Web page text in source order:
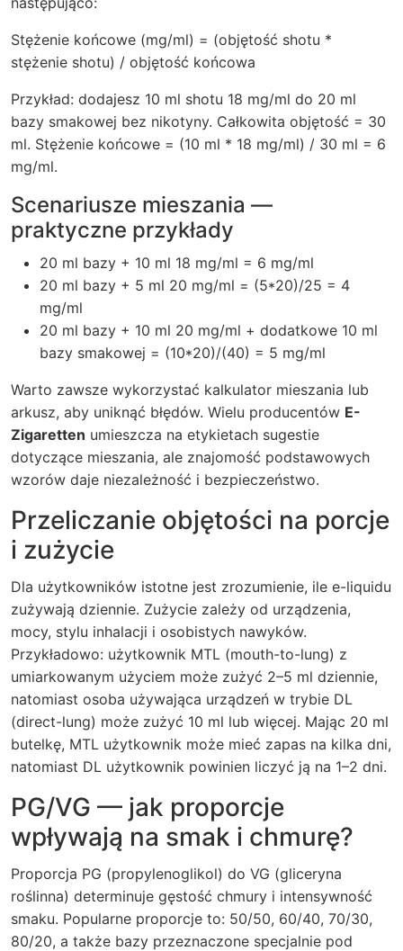
Stężenie końcowe (mg/ml) = (objętość shotu *
stężenie shotu) / objętość końcowa
Przykład: dodajesz 10 ml shotu 18 mg/ml do 20 ml
bazy smakowej bez nikotyny. Całkowita objętość = 30
ml. Stężenie końcowe = (10 ml * 18 mg/ml) / 30 ml = 6
mg/ml.
Scenariusze mieszania —
praktyczne przykłady
20 ml bazy + 10 ml 18 mg/ml = 6 mg/ml
20 ml bazy + 5 ml 20 mg/ml = (5*20)/25 = 4
mg/ml
20 ml bazy + 10 ml 20 mg/ml + dodatkowe 10 ml
bazy smakowej = (10*20)/(40) = 5 mg/ml
Warto zawsze wykorzystać kalkulator mieszania lub
arkusz, aby uniknąć błędów. Wielu producentów E-
Zigaretten umieszcza na etykietach sugestie
dotyczące mieszania, ale znajomość podstawowych
wzorów daje niezależność i bezpieczeństwo.
Przeliczanie objętości na porcje
i zużycie
Dla użytkowników istotne jest zrozumienie, ile e-liquidu
zużywają dziennie. Zużycie zależy od urządzenia,
mocy, stylu inhalacji i osobistych nawyków.
Przykładowo: użytkownik MTL (mouth-to-lung) z
umiarkowanym użyciem może zużyć 2–5 ml dziennie,
natomiast osoba używająca urządzeń w trybie DL
(direct-lung) może zużyć 10 ml lub więcej. Mając 20 ml
butelkę, MTL użytkownik może mieć zapas na kilka dni,
natomiast DL użytkownik powinien liczyć ją na 1–2 dni.
PG/VG — jak proporcje
wpływają na smak i chmurę?
Proporcja PG (propylenoglikol) do VG (gliceryna
roślinna) determinuje gęstość chmury i intensywność
smaku. Popularne proporcje to: 50/50, 60/40, 70/30,
80/20, a także bazy przeznaczone specjalnie pod